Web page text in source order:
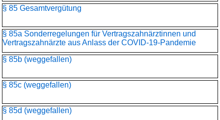
§ 85 Gesamtvergütung
§ 85a Sonderregelungen für Vertragszahnärztinnen und
Vertragszahnärzte aus Anlass der COVID-19-Pandemie
§ 85b (weggefallen)
§ 85c (weggefallen)
§ 85d (weggefallen)